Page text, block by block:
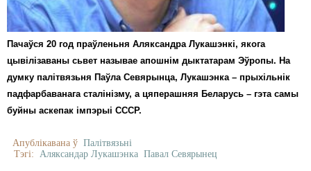
Пачаўся 20 год праўленьня Аляксандра Лукашэнкі, якога
цывілізаваны сьвет называе апошнім дыктатарам Эўропы. На
думку палітвязьня Паўла Севярынца, Лукашэнка – прыхільнік
падфарбаванага сталінізму, а цяперашняя Беларусь – гэта самы
буйны аскепак імпэрыі СССР.
Апублікавана ў Палітвязьні
Тэгі: Аляксандар Лукашэнка Павал Севярынец